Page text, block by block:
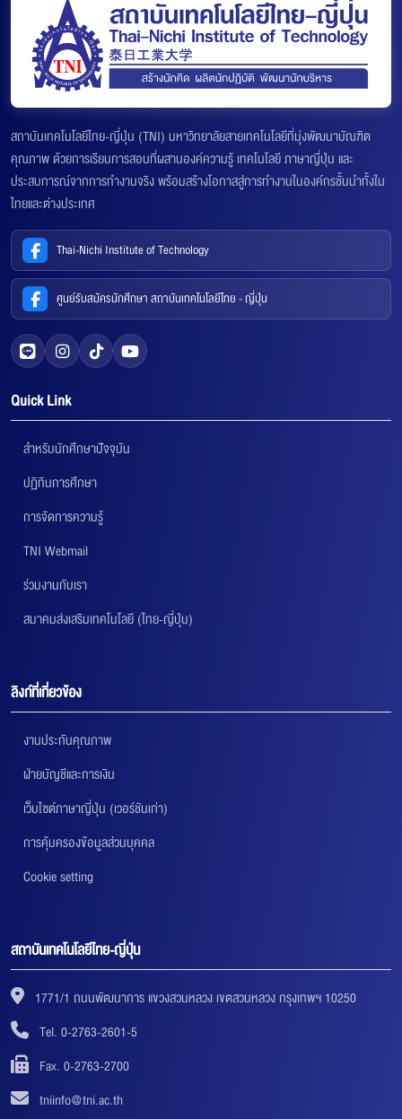
สถาบันเทคโนโลยีไทย-ญี่ปุ่น (TNI) มหาวิทยาลัยสายเทคโนโลยีที่มุ่งพัฒนาบัณฑิต
คุณภาพ ด้วยการเรียนการสอนที่ผสานองค์ความรู้ เทคโนโลยี ภาษาญี่ปุ่น และ
ประสบการณ์จากการทำงานจริง พร้อมสร้างโอกาสสู่การทำงานในองค์กรชั้นนำทั้งใน
ไทยและต่างประเทศ
Thai-Nichi Institute of Technology
ศูนย์รับสมัครนักศึกษา สถาบันเทคโนโลยีไทย - ญี่ปุ่น
Quick Link
สำหรับนักศึกษาปัจจุบัน
ปฏิทินการศึกษา
การจัดการความรู้
TNI Webmail
ร่วมงานกับเรา
สมาคมส่งเสริมเทคโนโลยี (ไทย-ญี่ปุ่น)
ลิงก์ที่เกี่ยวข้อง
งานประกันคุณภาพ
ฝ่ายบัญชีและการเงิน
เว็บไซต์ภาษาญี่ปุ่น (เวอร์ชันเก่า)
การคุ้มครองข้อมูลส่วนบุคคล
Cookie setting
สถาบันเทคโนโลยีไทย-ญี่ปุ่น
1771/1 ถนนพัฒนาการ แขวงสวนหลวง เขตสวนหลวง กรุงเทพฯ 10250
Tel. 0-2763-2601-5
Fax. 0-2763-2700
tniinfo@tni.ac.th